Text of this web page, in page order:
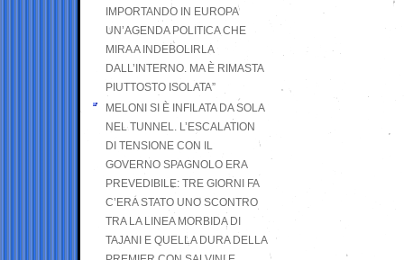
IMPORTANDO IN EUROPA
UN’AGENDA POLITICA CHE
MIRA A INDEBOLIRLA
DALL’INTERNO. MA È RIMASTA
PIUTTOSTO ISOLATA”
MELONI SI È INFILATA DA SOLA
NEL TUNNEL. L’ESCALATION
DI TENSIONE CON IL
GOVERNO SPAGNOLO ERA
PREVEDIBILE: TRE GIORNI FA
C’ERA STATO UNO SCONTRO
TRA LA LINEA MORBIDA DI
TAJANI E QUELLA DURA DELLA